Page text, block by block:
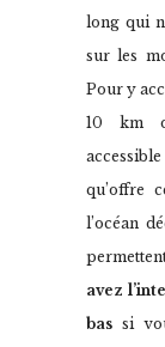
long qui
sur les
Pour y
10 km
qu’offre
l’océan
avez
bassi